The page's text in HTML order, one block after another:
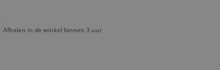
Afhalen in de winkel binnen 3 uur